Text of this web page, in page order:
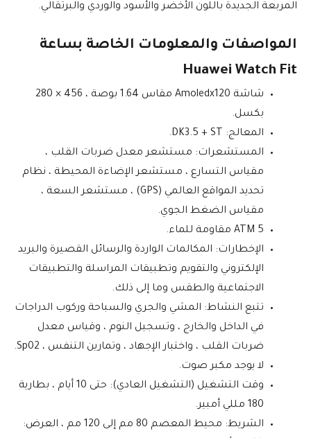
المربعة الجديدة باللون الأخضر والأسود والوردي والبرتقالي.
المواصفات والمعلومات الخاصة بساعة
Huawei Watch Fit
شاشة Amoledx120 مقاس 1.64 بوصة ، 456 × 280
بكسل.
المعالج: DK3.5 + ST.
المستشعرات: مستشعر معدل ضربات القلب ،
مقياس التسارع ، مستشعر الإضاءة المحيطة ، نظام
تحديد المواقع العالمي (GPS) ، مستشعر السعة ،
مقياس الضغط الجوي.
5 ATM مقاومة للماء.
الإخطارات: المكالمات الواردة والرسائل القصيرة والبريد
الإلكتروني والتقويم وتطبيقات المراسلة والتطبيقات
الاجتماعية والطقس وما إلى ذلك.
تتبع النشاط: المشي والجري والسباحة وركوب الدراجات
في الداخل والخارج ، وتسجيل النوم ، وقياس معدل
ضربات القلب ، واختبار الإجهاد ، وتمارين التنفس ، Sp02.
لا يوجد مكبر صوت.
وقت التشغيل (التشغيل العادي): حتى 10 أيام ، بطارية
180 مللي أمبير.
الشريط: محيط المعصم 80 مم إلى 120 مم ، العرض: